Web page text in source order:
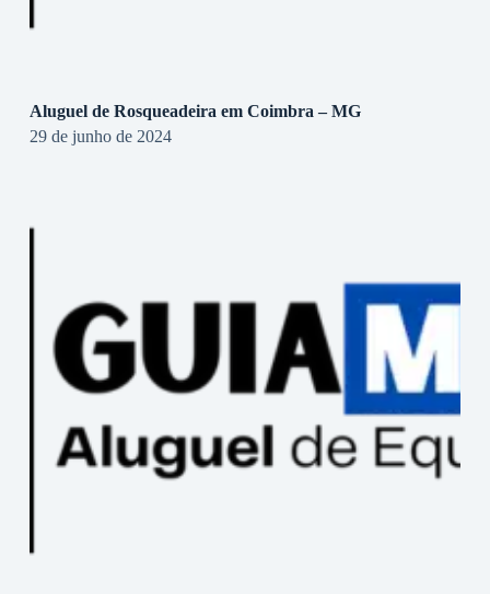
Aluguel de Rosqueadeira em Coimbra – MG
29 de junho de 2024